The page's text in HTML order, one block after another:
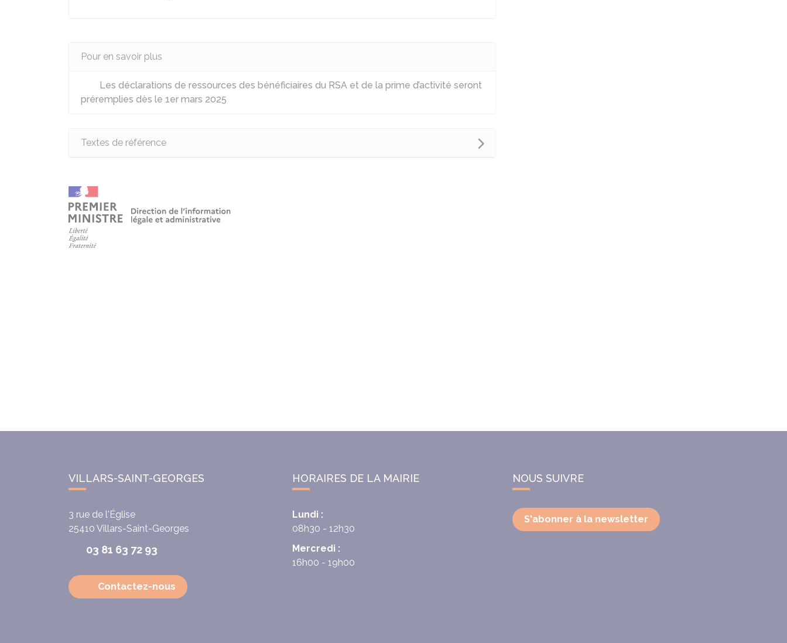
Pour en savoir plus
Les déclarations de ressources des bénéficiaires du RSA et de la prime d’activité seront
préremplies dès le 1er mars 2025
Textes de référence
VILLARS-SAINT-GEORGES
3 rue de l'Église
25410 Villars-Saint-Georges
03 81 63 72 93
Contactez-nous
HORAIRES DE LA MAIRIE
Lundi :
08h30 - 12h30
Mercredi :
16h00 - 19h00
NOUS SUIVRE
S'abonner à la newsletter